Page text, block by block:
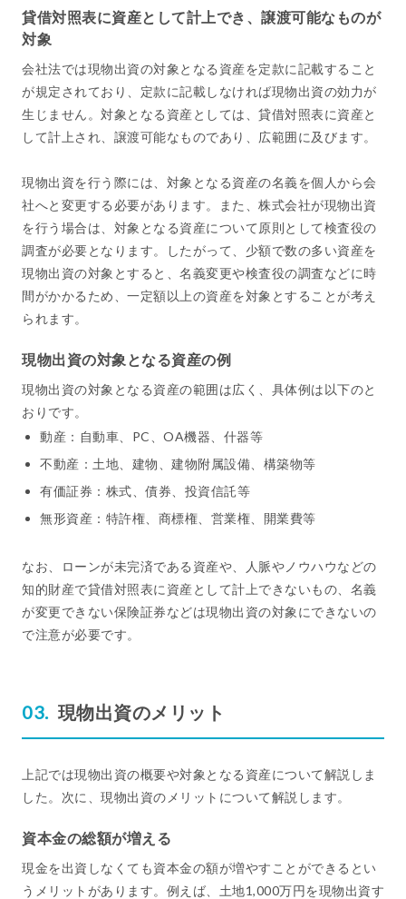
貸借対照表に資産として計上でき、譲渡可能なものが
対象
会社法では現物出資の対象となる資産を定款に記載すること
が規定されており、定款に記載しなければ現物出資の効力が
生じません。対象となる資産としては、貸借対照表に資産と
して計上され、譲渡可能なものであり、広範囲に及びます。
現物出資を行う際には、対象となる資産の名義を個人から会
社へと変更する必要があります。また、株式会社が現物出資
を行う場合は、対象となる資産について原則として検査役の
調査が必要となります。したがって、少額で数の多い資産を
現物出資の対象とすると、名義変更や検査役の調査などに時
間がかかるため、一定額以上の資産を対象とすることが考え
られます。
現物出資の対象となる資産の例
現物出資の対象となる資産の範囲は広く、具体例は以下のと
おりです。
動産：自動車、PC、OA機器、什器等
不動産：土地、建物、建物附属設備、構築物等
有価証券：株式、債券、投資信託等
無形資産：特許権、商標権、営業権、開業費等
なお、ローンが未完済である資産や、人脈やノウハウなどの
知的財産で貸借対照表に資産として計上できないもの、名義
が変更できない保険証券などは現物出資の対象にできないの
で注意が必要です。
現物出資のメリット
上記では現物出資の概要や対象となる資産について解説しま
した。次に、現物出資のメリットについて解説します。
資本金の総額が増える
現金を出資しなくても資本金の額が増やすことができるとい
うメリットがあります。例えば、土地1,000万円を現物出資す